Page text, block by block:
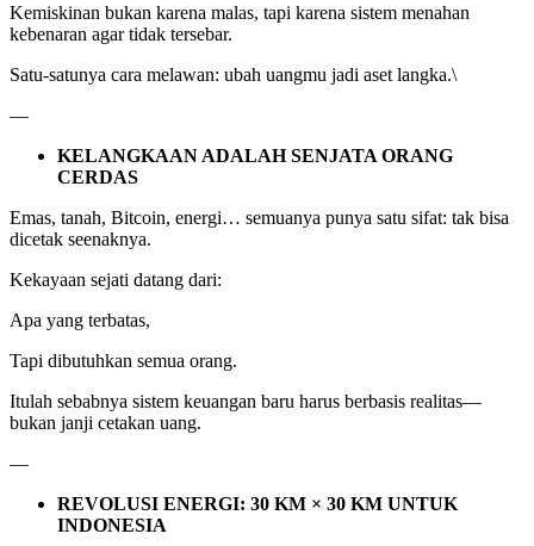
Kemiskinan bukan karena malas, tapi karena sistem menahan
kebenaran agar tidak tersebar.
Satu-satunya cara melawan: ubah uangmu jadi aset langka.\
—
KELANGKAAN ADALAH SENJATA ORANG
CERDAS
Emas, tanah, Bitcoin, energi… semuanya punya satu sifat: tak bisa
dicetak seenaknya.
Kekayaan sejati datang dari:
Apa yang terbatas,
Tapi dibutuhkan semua orang.
Itulah sebabnya sistem keuangan baru harus berbasis realitas—
bukan janji cetakan uang.
—
REVOLUSI ENERGI: 30 KM × 30 KM UNTUK
INDONESIA